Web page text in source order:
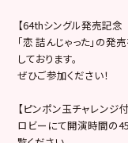
【64thシングル発売記
「恋 詰んじゃった」の発
しております。
ぜひご参加ください！
【ピンポン玉チャレンジ
ロビーにて開演時間の